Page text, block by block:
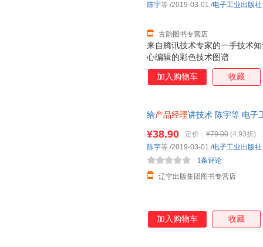
来自腾讯技术专家的一手技术
心编辑的彩色技术图谱
古韵图书专营店
陈宇等 /2019-03-01 /电子工业出版社
加入购物车 收藏
给产品经理讲技术 陈宇等 电子
¥38.90 定价： ¥79.00 (4.93折)
辽宁出版集团图书专营店
1条评论
陈宇等 /2019-03-01 /电子工业出版社
加入购物车 收藏